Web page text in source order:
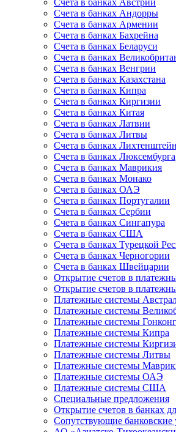
Счета в банках Австрии
Счета в банках Андорры
Счета в банках Армении
Счета в банках Бахрейна
Счета в банках Беларуси
Счета в банках
Счета в банках Венгрии
Счета в банках Казахстана
Счета в банках Кипра
Счета в банках Киргизии
Счета в банках Китая
Счета в банках Латвии
Счета в банках Литвы
Счета в банках
Счета в банках Люксембурга
Счета в банках Маврикия
Счета в банках Монако
Счета в банках ОАЭ
Счета в банках Португалии
Счета в банках Сербии
Счета в банках Сингапура
Счета в банках США
Счета в банках Турецкой
Счета в банках Черногории
Счета в банках Швейцарии
Открытие счетов в
Открытие счетов в
Платежные системы
Платежные системы
Платежные системы
Платежные системы Кипра
Платежные системы
Платежные системы Литвы
Платежные системы
Платежные системы ОАЭ
Платежные системы США
Специальные предложения
Открытие счетов в банках
Сопутствующие банковские